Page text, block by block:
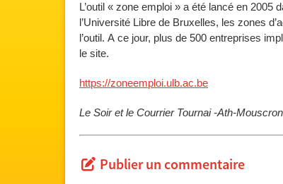
L’outil « zone emploi » a été lancé en 2005
l’Université Libre de Bruxelles, les zones
l’outil. A ce jour, plus de 500 entreprises
le site.
https://zoneemploi.ulb.ac.be
Le Soir et le Courrier Tournai -Ath-
Publier un commentaire